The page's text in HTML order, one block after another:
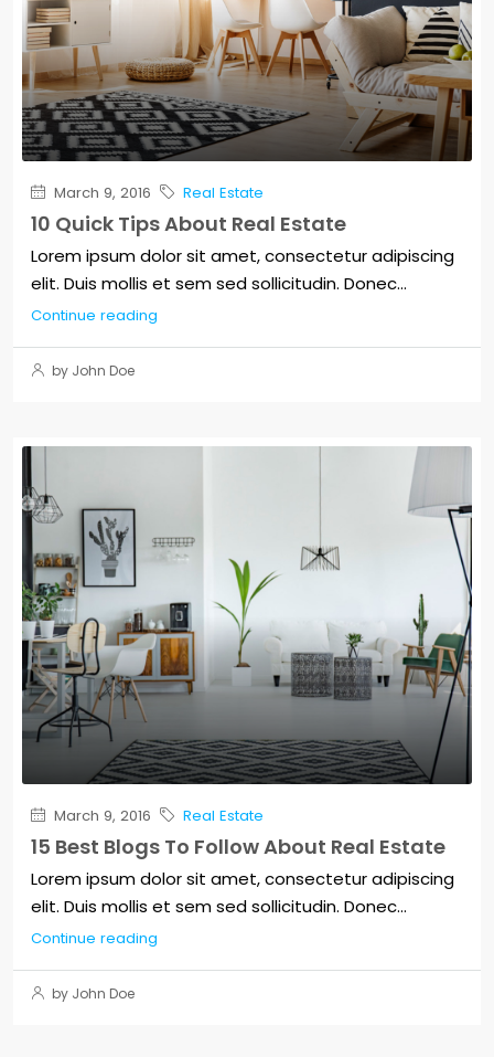
March 9, 2016 Real Estate
10 Quick Tips About Real Estate
Lorem ipsum dolor sit amet, consectetur adipiscing
elit. Duis mollis et sem sed sollicitudin. Donec...
Continue reading
by John Doe
March 9, 2016 Real Estate
15 Best Blogs To Follow About Real Estate
Lorem ipsum dolor sit amet, consectetur adipiscing
elit. Duis mollis et sem sed sollicitudin. Donec...
Continue reading
by John Doe